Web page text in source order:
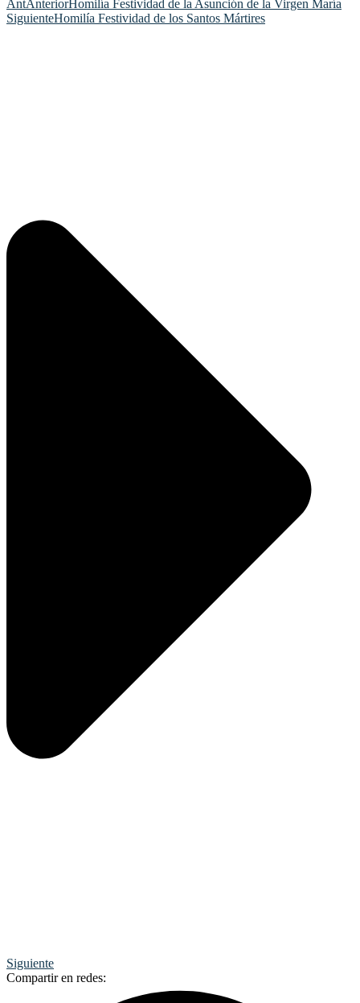
AntAnteriorHomilía Festividad de la Asunción de la Virgen María
SiguienteHomilía Festividad de los Santos Mártires
Siguiente
Compartir en redes: